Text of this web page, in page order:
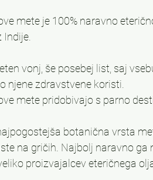
mete je 100% naravno
vonj, še posebej list, saj
njene zdravstvene koristi.
mete pridobivajo s parno
botanična vrsta
na gričih. Najbolj naravno ga
proizvajalcev eteričnega